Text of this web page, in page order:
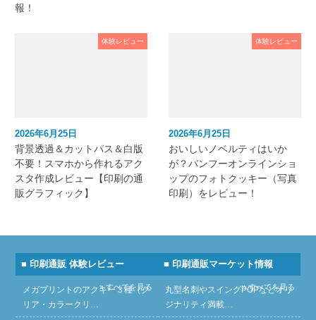
報！
体験レビュー
2026年6月25日
背景透過＆カットパス＆白版
不要！スマホから作れるアク
スタ作成レビュー【印刷の通
販グラフィック】
体験レビュー
2026年6月25日
おいしいノベルティはいか
が？バンフーオンラインショ
ップのフォトクッキー（写真
印刷）をレビュー！
■ 印刷通販 体験レビュー
» すべてを見る
メガプリントのアクキー３種（ク
リア・カラークリ…
■ 印刷通販マーケット情報
» すべてを見る
丸型名刺やスイングPOPなどオリ
ジナリティ満載…